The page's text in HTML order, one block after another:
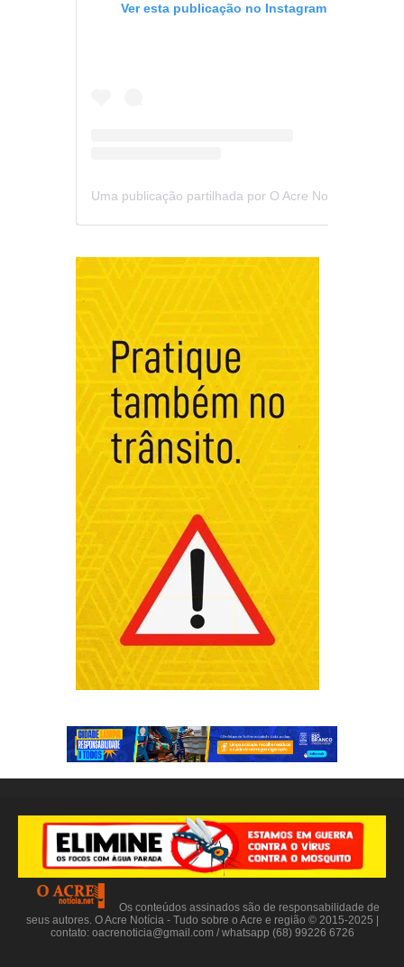
Ver esta publicação no Instagram
Os conteúdos assinados são de responsabilidade de
seus autores. O Acre Notícia - Tudo sobre o Acre e região © 2015-2025 |
contato: oacrenoticia@gmail.com / whatsapp (68) 99226 6726